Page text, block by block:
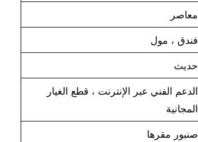
معاصر
فندق ، مول
حديث
الدعم الفني عبر الإنترنت ، قطع الغيار
المجانية
صنبور مقرها